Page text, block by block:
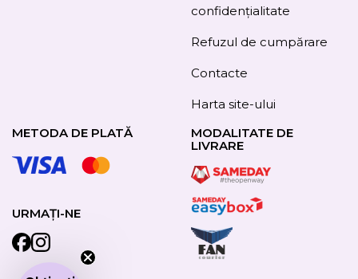
confidențialitate
Refuzul de cumpărare
Contacte
Harta site-ului
METODA DE PLATĂ
URMAȚI-NE
MODALITATE DE
LIVRARE